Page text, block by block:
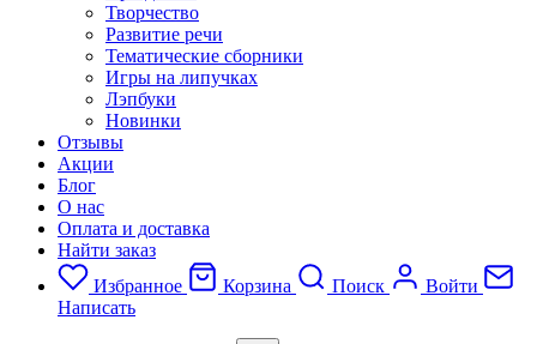
Творчество
Развитие речи
Тематические сборники
Игры на липучках
Лэпбуки
Новинки
Отзывы
Акции
Блог
О нас
Оплата и доставка
Найти заказ
Избранное
Корзина Поиск
Войти
Написать